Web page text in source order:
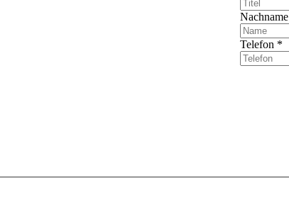
Nachname
Telefon *